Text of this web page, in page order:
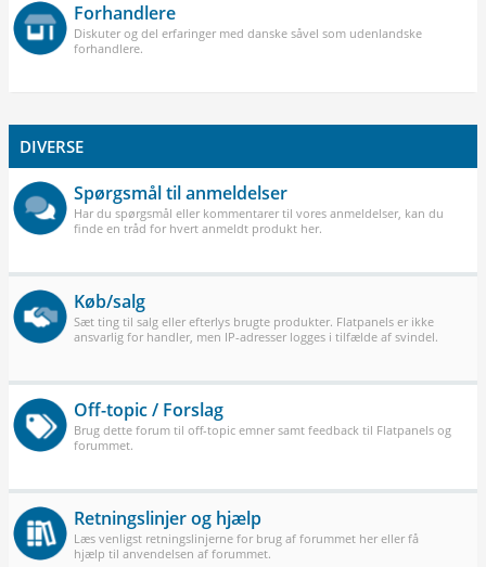
Forhandlere
Diskuter og del erfaringer med danske såvel som udenlandske
forhandlere.
DIVERSE
Spørgsmål til anmeldelser
Har du spørgsmål eller kommentarer til vores anmeldelser, kan du
finde en tråd for hvert anmeldt produkt her.
Køb/salg
Sæt ting til salg eller efterlys brugte produkter. Flatpanels er ikke
ansvarlig for handler, men IP-adresser logges i tilfælde af svindel.
Off-topic / Forslag
Brug dette forum til off-topic emner samt feedback til Flatpanels og
forummet.
Retningslinjer og hjælp
Læs venligst retningslinjerne for brug af forummet her eller få
hjælp til anvendelsen af forummet.